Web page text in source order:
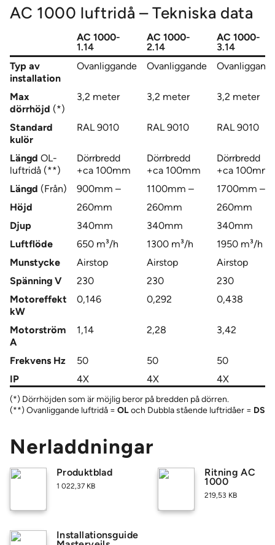
AC 1000 luftridå – Tekniska data
AC 1000-
1.14
AC 1000-
2.14
AC 1000-
3.14
Typ av
installation
Ovanliggande Ovanliggande
Max
dörrhöjd (*)
3,2 meter 3,2 meter 3,2 meter
Standard
kulör
RAL 9010 RAL 9010 RAL 9010
Längd OL-
luftridå (**)
Dörrbredd
+ca 100mm
Dörrbredd
+ca 100mm
Dörrbredd
+ca 100mm
Längd (Från) 900mm – 1100mm –
1700mm –
Höjd
260mm 260mm
260mm
Djup
340mm 340mm
340mm
Luftflöde
650 m³/h 1300 m³/h
1950 m³/h
Munstycke
Airstop Airstop
Airstop
Spänning V
230 230
230
Motoreffekt
kW
0,146 0,292 0,438
Motorström
A
1,14 2,28 3,42
Frekvens Hz 50 50
50
IP
4X 4X 4X
(*) Dörrhöjden som är möjlig beror på bredden på dörren.
(**) Ovanliggande luftridå = OLoch Dubbla stående luftridåer = DS
Nerladdningar
Produktblad
1 022,37 KB
Ritning AC
1000
219,53 KB
Installationsguide